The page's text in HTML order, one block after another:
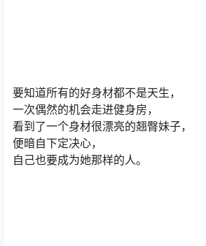
要知道所有的好身材都不是天生，
一次偶然的机会走进健身房，
看到了一个身材很漂亮的翘臀妹子，
便暗自下定决心，
自己也要成为她那样的人。